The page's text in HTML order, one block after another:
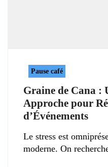
Pause café
Graine de Cana :
Approche pour
d’Événements
Le stress est
moderne. On